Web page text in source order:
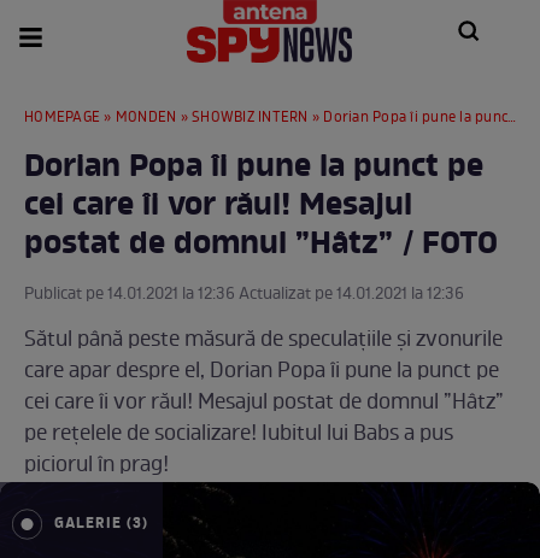
HOMEPAGE » MONDEN »SHOWBIZ INTERN » Dorian Popa îi pune la punct pe cei care îi vor răul! Mesajul postat de domnul ”Hâtz” / FOTO
Dorian Popa îi pune la punct pe
cei care îi vor răul! Mesajul
postat de domnul ”Hâtz” / FOTO
Publicat pe 14.01.2021 la 12:36 Actualizat pe 14.01.2021 la 12:36
Sătul până peste măsură de speculațiile și zvonurile
care apar despre el, Dorian Popa îi pune la punct pe
cei care îi vor răul! Mesajul postat de domnul ”Hâtz”
pe rețelele de socializare! Iubitul lui Babs a pus
piciorul în prag!
GALERIE (3)